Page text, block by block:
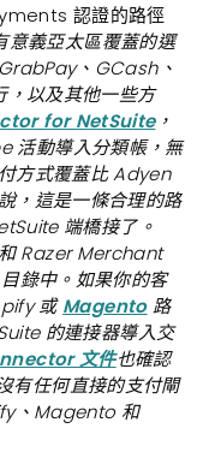
認證的路徑
意義亞太區覆蓋的選
、GCash、
以及其他一些方
for NetSuite，
活動導入分類帳，無
方式覆蓋比 Adyen
，這是一條合理的路
端橋接了。
Razer Merchant
錄中。如果你的客
或Magento路
的連接器導入交
文件也確認
有任何直接的支付閘
、Magento 和